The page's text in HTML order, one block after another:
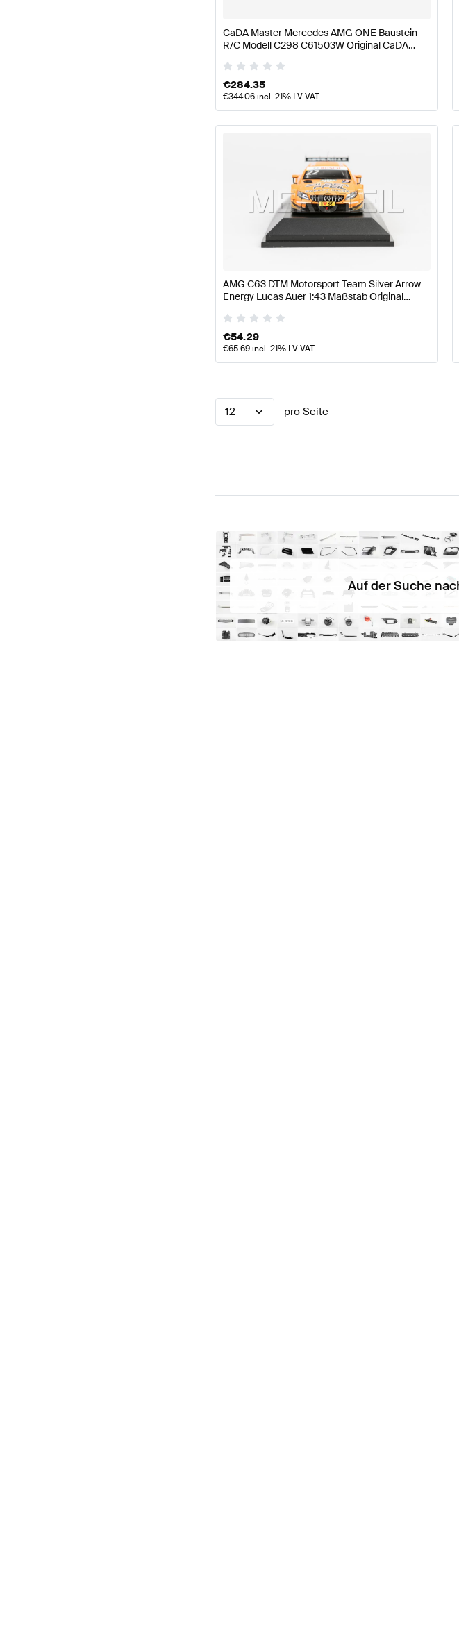
CaDA Master Mercedes AMG ONE Baustein
R/C Modell C298 C61503W Original CaDA
€284.35
€344.06incl. 21% LV VAT
AMG C63 DTM Motorsport Team Silver Arrow
Energy Lucas Auer 1:43 Maßstab Original
€54.29
€65.69incl. 21% LV VAT
12 pro Seite
Auf der Suche